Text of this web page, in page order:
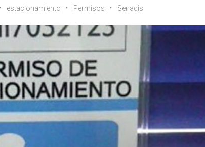
estacionamiento Permisos Senadis